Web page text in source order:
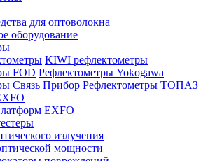
для оптоволокна
оборудование
KIWI рефлектометры
FOD Рефлектометры Yokogawa
Связь Прибор Рефлектометры ТОПАЗ
EXFO
излучения
мощности